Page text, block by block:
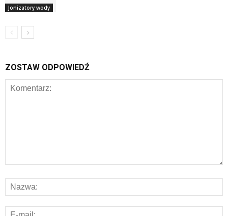
Jonizatory wody
ZOSTAW ODPOWIEDŹ